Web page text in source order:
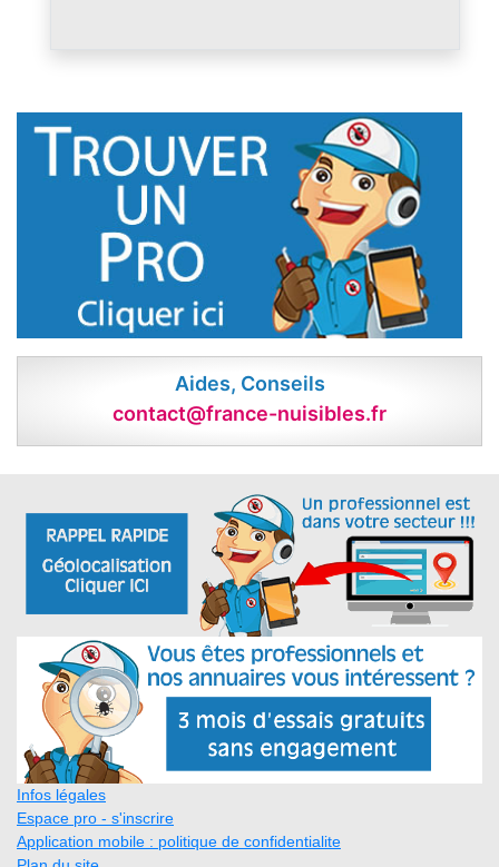
Aides, Conseils
contact@france-nuisibles.fr
Infos légales
Espace pro - s'inscrire
Application mobile : politique de confidentialite